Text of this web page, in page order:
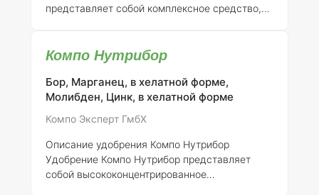
представляет собой комплексное средство,
Оно обеспечивает сбалансированное питание,
развития растений, их здоровью и
устойчивости к неблагоприятным условиям.
Применение удобрения Компо Изигрин Мини
использования в различных условиях.
Рекомендуемые дозы и сроки применения
указаны ниже: | Культура
Компо Нутрибор
Бор, Марганец, в хелатной форме,
Молибден, Цинк, в хелатной форме
Компо Эксперт ГмбХ
Описание удобрения Компо Нутрибор
Удобрение Компо Нутрибор представляет
собой высококонцентрированное